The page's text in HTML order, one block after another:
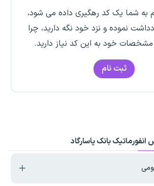
به شما یک کد رهگیری داده می شود،
نموده و نزد خود نگه دارید، چرا
خود به این کد نیاز دارید.
ثبت نام
بانک پاسارگاد